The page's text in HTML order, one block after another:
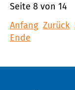
Seite 8 von 14
Anfang Zurück
Ende